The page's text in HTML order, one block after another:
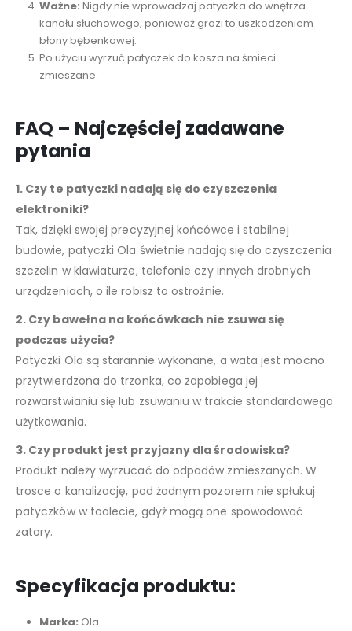
Ważne: Nigdy nie wprowadzaj patyczka do wnętrza
kanału słuchowego, ponieważ grozi to uszkodzeniem
błony bębenkowej.
Po użyciu wyrzuć patyczek do kosza na śmieci
zmieszane.
FAQ – Najczęściej zadawane
pytania
1. Czy te patyczki nadają się do czyszczenia
elektroniki?
Tak, dzięki swojej precyzyjnej końcówce i stabilnej
budowie, patyczki Ola świetnie nadają się do czyszczenia
szczelin w klawiaturze, telefonie czy innych drobnych
urządzeniach, o ile robisz to ostrożnie.
2. Czy bawełna na końcówkach nie zsuwa się
podczas użycia?
Patyczki Ola są starannie wykonane, a wata jest mocno
przytwierdzona do trzonka, co zapobiega jej
rozwarstwianiu się lub zsuwaniu w trakcie standardowego
użytkowania.
3. Czy produkt jest przyjazny dla środowiska?
Produkt należy wyrzucać do odpadów zmieszanych. W
trosce o kanalizację, pod żadnym pozorem nie spłukuj
patyczków w toalecie, gdyż mogą one spowodować
zatory.
Specyfikacja produktu:
Marka: Ola